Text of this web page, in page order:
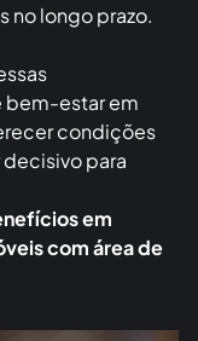
no longo prazo.
bem-estar em
condições
decisivo para
em
com área de